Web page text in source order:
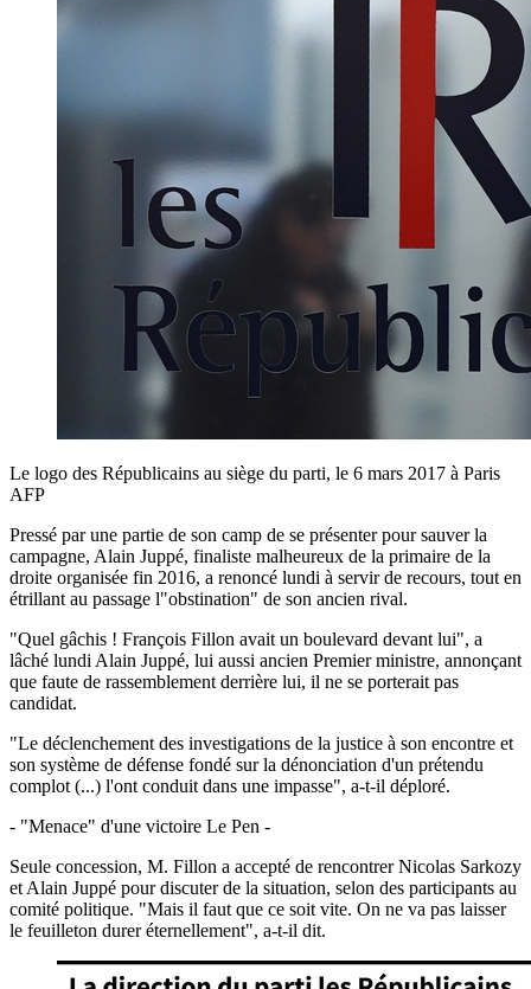
Le logo des Républicains au siège du parti, le 6 mars 2017 à Paris
AFP
Pressé par une partie de son camp de se présenter pour sauver la
campagne, Alain Juppé, finaliste malheureux de la primaire de la
droite organisée fin 2016, a renoncé lundi à servir de recours, tout en
étrillant au passage l"obstination" de son ancien rival.
"Quel gâchis ! François Fillon avait un boulevard devant lui", a
lâché lundi Alain Juppé, lui aussi ancien Premier ministre, annonçant
que faute de rassemblement derrière lui, il ne se porterait pas
candidat.
"Le déclenchement des investigations de la justice à son encontre et
son système de défense fondé sur la dénonciation d'un prétendu
complot (...) l'ont conduit dans une impasse", a-t-il déploré.
- "Menace" d'une victoire Le Pen -
Seule concession, M. Fillon a accepté de rencontrer Nicolas Sarkozy
et Alain Juppé pour discuter de la situation, selon des participants au
comité politique. "Mais il faut que ce soit vite. On ne va pas laisser
le feuilleton durer éternellement", a-t-il dit.